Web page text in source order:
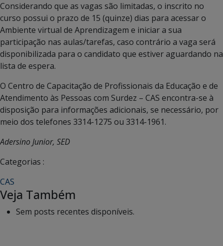
Considerando que as vagas são limitadas, o inscrito no
curso possui o prazo de 15 (quinze) dias para acessar o
Ambiente virtual de Aprendizagem e iniciar a sua
participação nas aulas/tarefas, caso contrário a vaga será
disponibilizada para o candidato que estiver aguardando na
lista de espera.
O Centro de Capacitação de Profissionais da Educação e de
Atendimento às Pessoas com Surdez – CAS encontra-se à
disposição para informações adicionais, se necessário, por
meio dos telefones 3314-1275 ou 3314-1961.
Adersino Junior, SED
Categorias :
CAS
Veja Também
Sem posts recentes disponíveis.